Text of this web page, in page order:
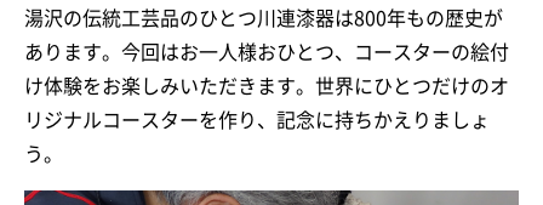
湯沢の伝統工芸品のひとつ川連漆器は800年もの歴史が
あります。今回はお一人様おひとつ、コースターの絵付
け体験をお楽しみいただきます。世界にひとつだけのオ
リジナルコースターを作り、記念に持ちかえりましょ
う。